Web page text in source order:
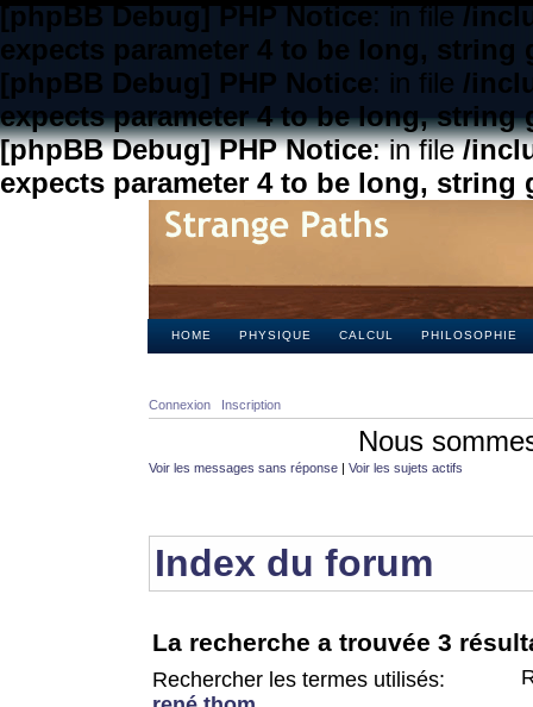
[phpBB Debug] PHP Notice: in file/
expects parameter 4 to be long, string
[phpBB Debug] PHP Notice: in file /
expects parameter 4 to be long, string
[phpBB Debug] PHP Notice: in file/
expects parameter 4 to be long, string
HOME PHYSIQUE CALCUL PHILOSOPHIE
Connexion Inscription
Nous
Voir les messages sans réponse | Voir les sujets actifs
Index du forum
La recherche a trouvée 3
Rechercher les termes utilisés: